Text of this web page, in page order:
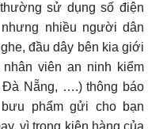
sử dụng số điện
nhiều người dân
đầu dây bên kia giới
viên an ninh kiểm
Đà Nẵng, ….) thông báo
phẩm gửi cho bạn
vì trong kiện hàng của